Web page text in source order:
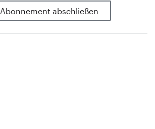
Abonnement abschließen